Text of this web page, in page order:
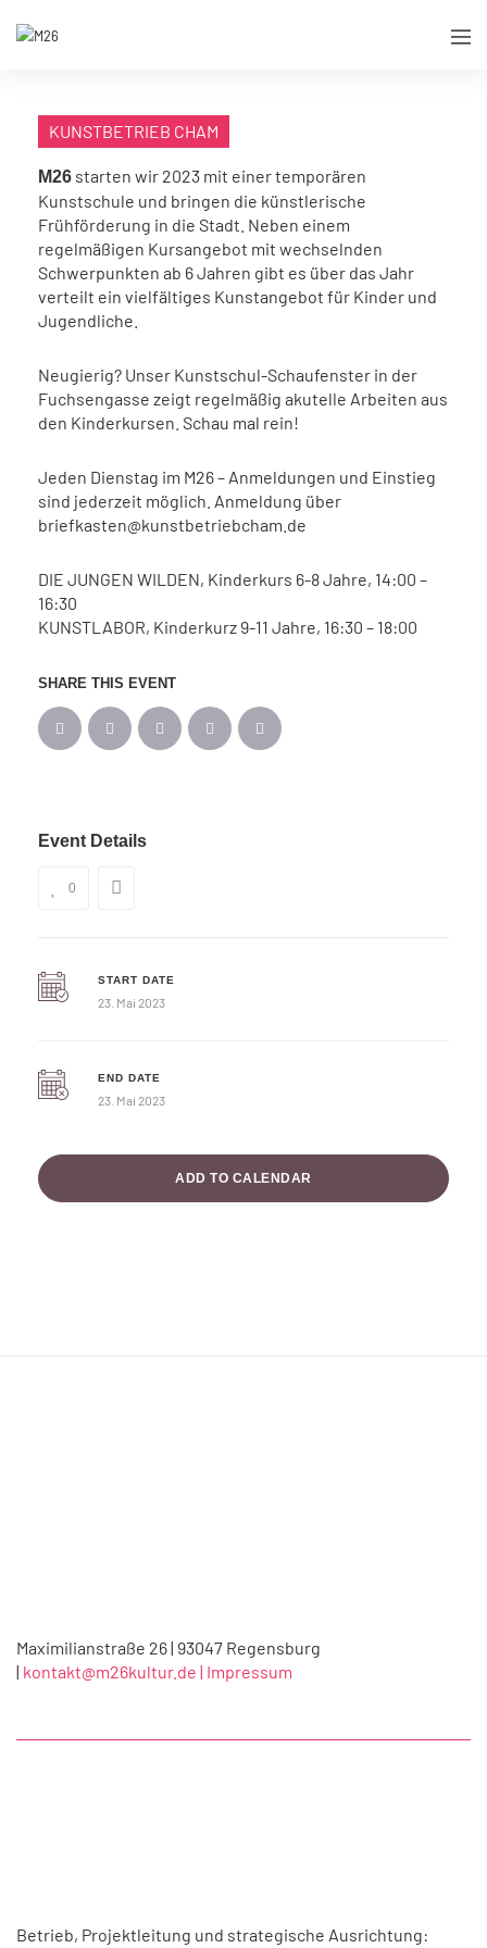
KUNSTBETRIEB CHAM
M26 starten wir 2023 mit einer temporären
Kunstschule und bringen die künstlerische
Frühförderung in die Stadt. Neben einem
regelmäßigen Kursangebot mit wechselnden
Schwerpunkten ab 6 Jahren gibt es über das Jahr
verteilt ein vielfältiges Kunstangebot für Kinder und
Jugendliche.
Neugierig? Unser Kunstschul-Schaufenster in der
Fuchsengasse zeigt regelmäßig akutelle Arbeiten aus
den Kinderkursen. Schau mal rein!
Jeden Dienstag im M26 – Anmeldungen und Einstieg
sind jederzeit möglich. Anmeldung über
briefkasten@kunstbetriebcham.de
DIE JUNGEN WILDEN, Kinderkurs 6-8 Jahre, 14:00 –
16:30
KUNSTLABOR, Kinderkurz 9-11 Jahre, 16:30 – 18:00
SHARE THIS EVENT
Event Details
0
START DATE
23. Mai 2023
END DATE
23. Mai 2023
ADD TO CALENDAR
Maximilianstraße 26 | 93047 Regensburg
| kontakt@m26kultur.de | Impressum
Betrieb, Projektleitung und strategische Ausrichtung: